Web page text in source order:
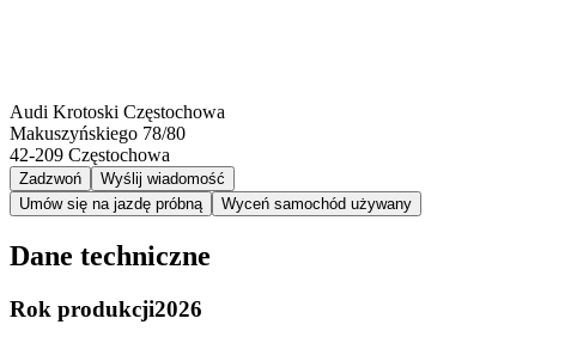
Audi Krotoski Częstochowa
Makuszyńskiego 78/80
42-209 Częstochowa
Zadzwoń
Wyślij wiadomość
Umów się na jazdę próbną
Wyceń samochód używany
Dane techniczne
Rok produkcji2026